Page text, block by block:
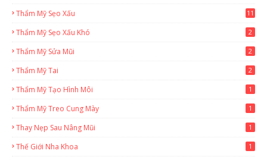
Thẩm Mỹ Sẹo Xấu 11
Thẩm Mỹ Sẹo Xấu Khó 2
Thẩm Mỹ Sửa Mũi 2
Thẩm Mỹ Tai 2
Thẩm Mỹ Tạo Hình Môi 1
Thẩm Mỹ Treo Cung Mày 1
Thay Nẹp Sau Nâng Mũi 1
Thế Giới Nha Khoa 1